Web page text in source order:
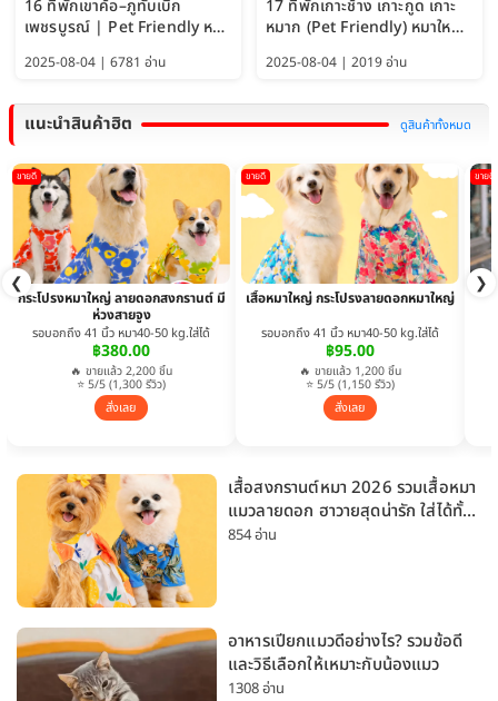
16 ที่พักเขาค้อ–ภูทับเบิก
เพชรบูรณ์ | Pet Friendly หมา
2025-08-04 | 6781 อ่าน
17 ที่พักเกาะช้าง เกาะกูด เกาะ
หมาก (Pet Friendly) หมาใหญ่
2025-08-04 | 2019 อ่าน
แนะนำสินค้าฮิต ดูสินค้าทั้งหมด
❮ ❯
ขายดี
กระโปรงหมาใหญ่ ลายดอกสงกรานต์ มี
ห่วงสายจูง
รอบอกถึง 41 นิ้ว หมา40-50 kg.ใส่ได้
฿380.00
🔥 ขายแล้ว 2,200 ชิ้น
⭐ 5/5 (1,300 รีวิว)
สั่งเลย
ขายดี
เสื้อหมาใหญ่ กระโปรงลายดอกหมาใหญ่
รอบอกถึง 41 นิ้ว หมา40-50 kg.ใส่ได้
฿95.00
🔥 ขายแล้ว 1,200 ชิ้น
⭐ 5/5 (1,150 รีวิว)
สั่งเลย
ขายดี
เสื้อสงกรานต์หมา 2026 รวมเสื้อหมา
แมวลายดอก ฮาวายสุดน่ารัก ใส่ได้ทั้ง
หมาเล็กและหมาใหญ่
854 อ่าน
อาหารเปียกแมวดีอย่างไร? รวมข้อดี
และวิธีเลือกให้เหมาะกับน้องแมว
1308 อ่าน